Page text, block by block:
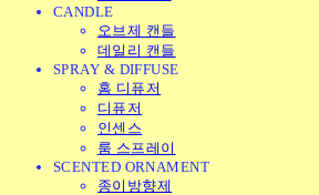
CANDLE
오브제 캔들
데일리 캔들
SPRAY & DIFFUSE
홈 디퓨저
디퓨저
인센스
룸 스프레이
SCENTED ORNAMENT
종이방향제